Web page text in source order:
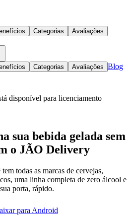
Categorias Avaliações
Categorias Avaliações Blog
disponível para licenciamento
sua bebida gelada sem
o JÃO Delivery
todas as marcas de cervejas,
uma linha completa de zero álcool e
porta, rápido.
para Android